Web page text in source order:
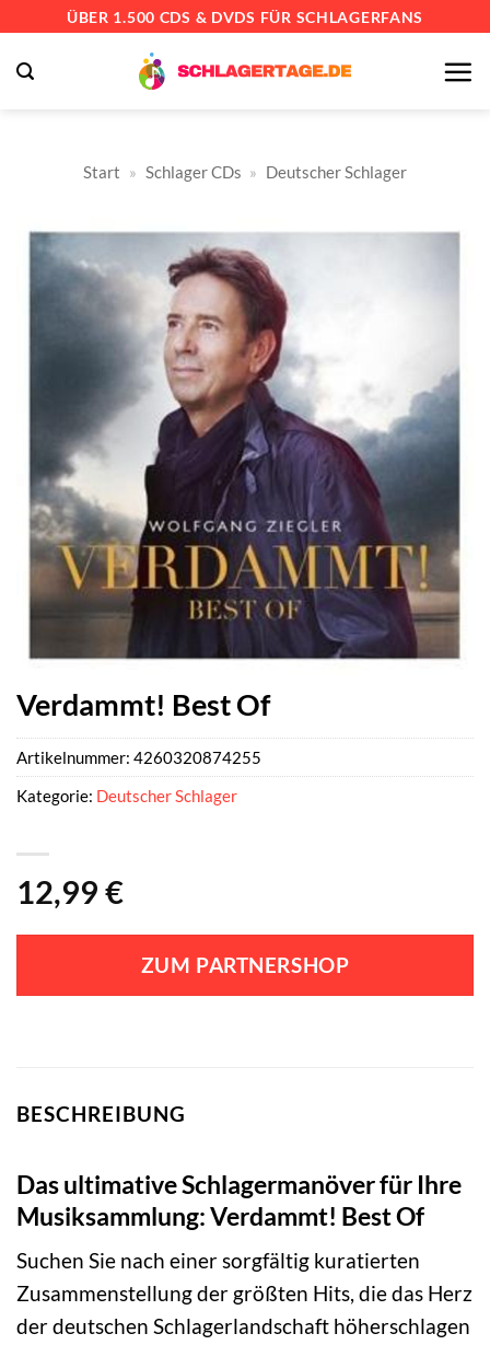
springen
ÜBER 1.500 CDS & DVDS FÜR SCHLAGERFANS
Start » Schlager CDs » Deutscher Schlager
Verdammt! Best Of
12,99 €
ZUM PARTNERSHOP
Artikelnummer: 4260320874255
Kategorie: Deutscher Schlager
BESCHREIBUNG
Das ultimative Schlagermanöver für Ihre
Musiksammlung: Verdammt! Best Of
Suchen Sie nach einer sorgfältig kuratierten
Zusammenstellung der größten Hits, die das Herz
der deutschen Schlagerlandschaft höherschlagen